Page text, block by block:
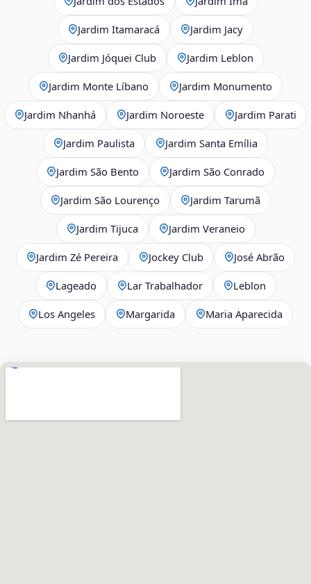
Jardim Itamaracá Jardim Jacy
Jardim Jóquei Club Jardim Leblon
Jardim Monte Líbano Jardim Monumento
Jardim Nhanhá Jardim Noroeste Jardim Parati
Jardim Paulista Jardim Santa Emília
Jardim São Bento Jardim São Conrado
Jardim São Lourenço Jardim Tarumã
Jardim Tijuca Jardim Veraneio
Jardim Zé Pereira Jockey Club José Abrão
Lageado Lar Trabalhador Leblon
Los Angeles Margarida Maria Aparecida